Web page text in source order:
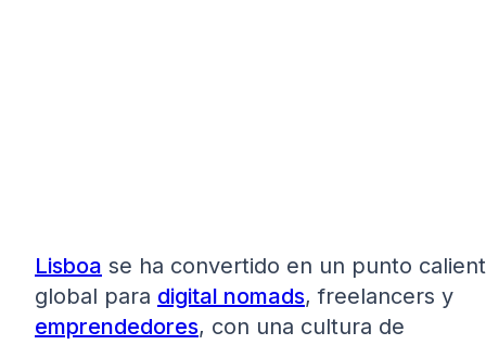
Lisboa se ha convertido en un punto
global para digital nomads, freelancers y
emprendedores, con una cultura de